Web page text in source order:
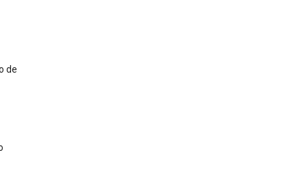
de